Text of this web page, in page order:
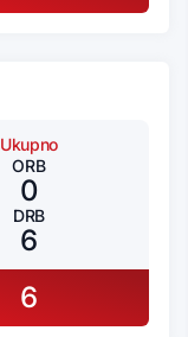
Ukupno
ORB
0
DRB
6
6